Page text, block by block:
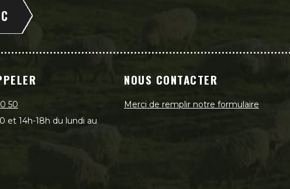
50
et 14h-18h du lundi au
NOUS CONTACTER
Merci de remplir notre formulaire